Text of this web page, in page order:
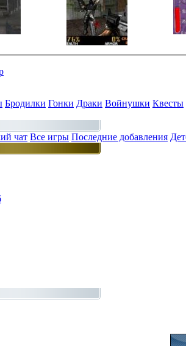
Бродилки Гонки Драки Войнушки Квесты
чат Все игры Последние добавления